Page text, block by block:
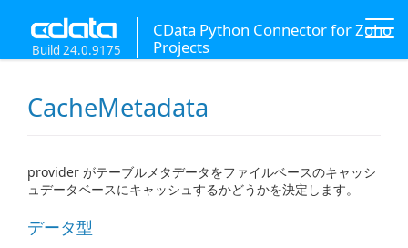
CData Python Connector for Zoho
Projects
Build 24.0.9175
CacheMetadata
provider がテーブルメタデータをファイルベースのキャッシ
ュデータベースにキャッシュするかどうかを決定します。
データ型